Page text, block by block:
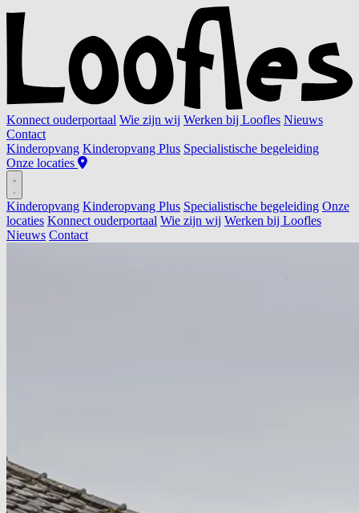
Konnect ouderportaal Wie zijn wij Werken bij Loofles Nieuws
Contact
Kinderopvang Kinderopvang Plus Specialistische begeleiding
Onze locaties
Kinderopvang Kinderopvang Plus Specialistische begeleiding Onze
locaties Konnect ouderportaal Wie zijn wij Werken bij Loofles
Nieuws Contact